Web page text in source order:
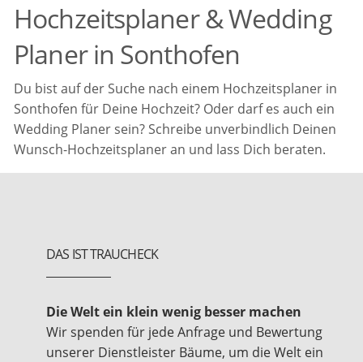
Hochzeitsplaner & Wedding
Planer in Sonthofen
Du bist auf der Suche nach einem Hochzeitsplaner in
Sonthofen für Deine Hochzeit? Oder darf es auch ein
Wedding Planer sein? Schreibe unverbindlich Deinen
Wunsch-Hochzeitsplaner an und lass Dich beraten.
DAS IST TRAUCHECK
Die Welt ein klein wenig besser machen
Wir spenden für jede Anfrage und Bewertung
unserer Dienstleister Bäume, um die Welt ein